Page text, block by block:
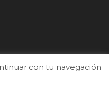
con tu navegación